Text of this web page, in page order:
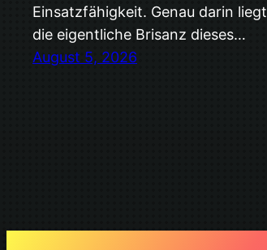
Einsatzfähigkeit. Genau darin liegt
die eigentliche Brisanz dieses…
August 5, 2026